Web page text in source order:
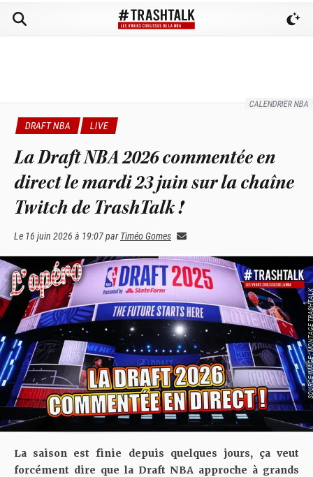
CALENDRIER NBA
DRAFT NBA LIVE
La Draft NBA 2026 commentée en
direct le mardi 23 juin sur la chaîne
Twitch de TrashTalk !
Le 16 juin 2026 à 19:07par Timéo Gomes
SOURCE IMAGE :
La saison est finie depuis quelques jours, ça veut
forcément dire que la Draft NBA approche à grands